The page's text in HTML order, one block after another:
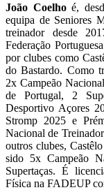
João Coelhoé,
equipa de Seniores
treinador desde
Federação
por clubes como
do Bastardo. Como
2x Campeão
de Portugal, 2
Desportivo Açores
Stromp 2025 e
Nacional de
outros clubes,
sido 5x Campeão
Supertaças. É
Física na FADEUP